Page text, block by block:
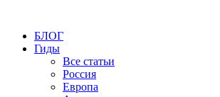
БЛОГ
Гиды
Все статьи
Россия
Европа